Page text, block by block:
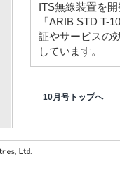
ITS無線装置を
「ARIB STD T-
証やサービスの
しています。
10月号トップへ